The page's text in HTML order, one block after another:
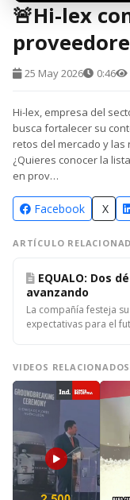
🚨Hi-lex
25 May 2026 0:46
Hi-lex, empresa del
busca fortalecer su
retos del mercado y las
¿Quieres conocer la
en prov…
Facebook X
ARTÍCULO
EQUALO: Dos
avanzando
La compañía festeja
expectativas para el
VIDEOS RELACIONADOS